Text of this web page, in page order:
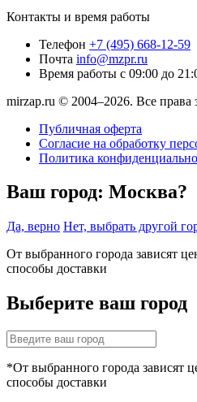
Контакты и время работы
Телефон +7 (495) 668-12-59
Почта info@mzpr.ru
Время работы с 09:00 до
mirzap.ru © 2004–2026. Все
Публичная оферта
Согласие на обработку
Политика
Ваш город: Москва?
Да, верно Нет, выбрать другой
От выбранного города зависят
способы доставки
Выберите ваш город
*От выбранного города зависят
способы доставки